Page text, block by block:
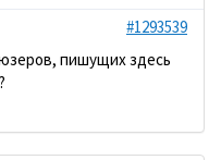
#1293539
пишущих здесь